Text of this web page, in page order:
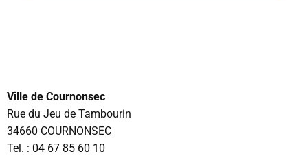
Ville de Cournonsec
Rue du Jeu de Tambourin
34660 COURNONSEC
Tel. : 04 67 85 60 10